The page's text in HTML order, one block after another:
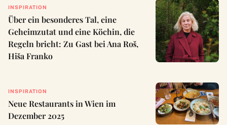
INSPIRATION
Über ein besonderes Tal, eine
Geheimzutat und eine Köchin, die
Regeln bricht: Zu Gast bei Ana Roš,
Hiša Franko
INSPIRATION
Neue Restaurants in Wien im
Dezember 2025